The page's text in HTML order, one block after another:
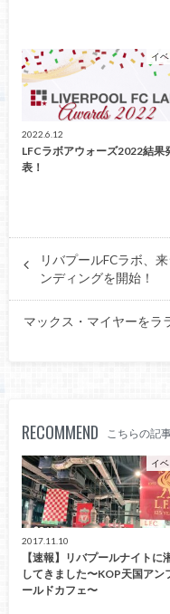
イ
2022.6.12
LFCラボアウォーズ2022結果
表！
リバプールFCラボ、
ンディングを開始！
マックス・マイヤーをラ
RECOMMEND こちらの記
イ
2017.11.10
【速報】リバプールナイトに
してきました〜KOP天国アン
ールドカフェ〜